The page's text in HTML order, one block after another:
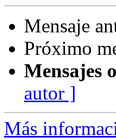
Mensaje
Próximo
Mensajes
autor ]
Más